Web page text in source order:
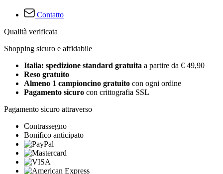
Contatto
Qualità verificata
Shopping sicuro e affidabile
Italia: spedizione standard gratuita a partire da € 49,90
Reso gratuito
Almeno 1 campioncino gratuito con ogni ordine
Pagamento sicuro con crittografia SSL
Pagamento sicuro attraverso
Contrassegno
Bonifico anticipato